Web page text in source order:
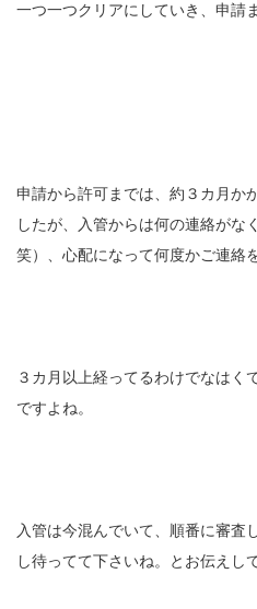
一つ一つクリアにしていき、申請
申請から許可までは、約３カ月か
したが、入管からは何の連絡がな
笑）、心配になって何度かご連絡
３カ月以上経ってるわけでなはく
ですよね。
入管は今混んでいて、順番に審査
し待ってて下さいね。とお伝えし